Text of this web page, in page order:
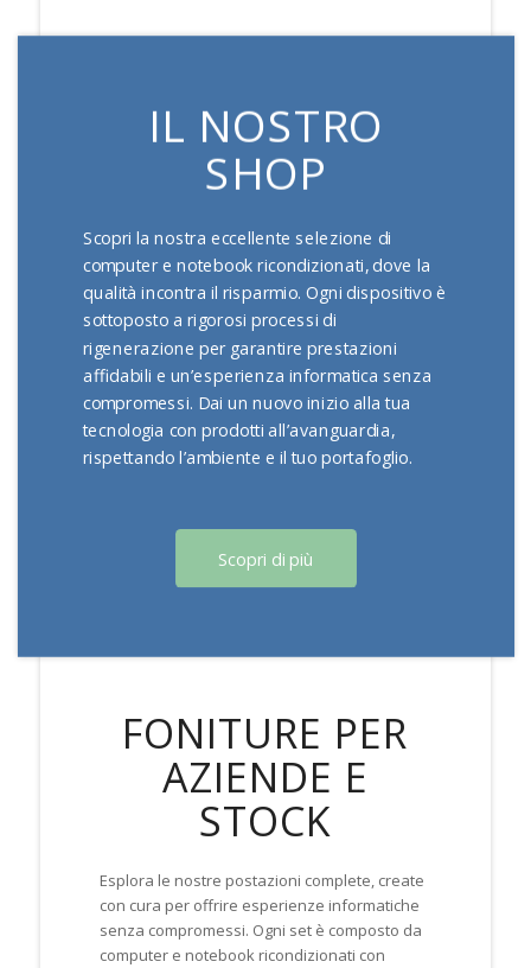
IL NOSTRO
SHOP
Scopri la nostra eccellente selezione di
computer e notebook ricondizionati, dove la
qualità incontra il risparmio. Ogni dispositivo è
sottoposto a rigorosi processi di
rigenerazione per garantire prestazioni
affidabili e un’esperienza informatica senza
compromessi. Dai un nuovo inizio alla tua
tecnologia con prodotti all’avanguardia,
rispettando l’ambiente e il tuo portafoglio.
Scopri di più
FONITURE PER
AZIENDE E
STOCK
Esplora le nostre postazioni complete, create
con cura per offrire esperienze informatiche
senza compromessi. Ogni set è composto da
computer e notebook ricondizionati con